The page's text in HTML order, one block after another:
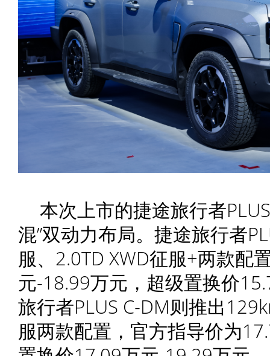
本次上市的捷途旅行者
混”双动力布局。捷途旅行者
服、2.0TD XWD征服+两款配
元-18.99万元，超级置换价
旅行者PLUS C-DM则推出
服两款配置，官方指导价为